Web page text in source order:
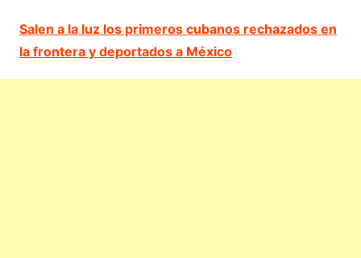
Salen a la luz los primeros cubanos rechazados en
la frontera y deportados a México